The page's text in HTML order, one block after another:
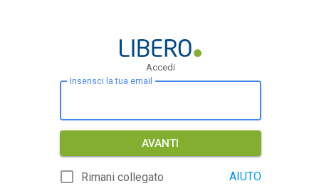
Accedi
Inserisci la tua email
AVANTI
Rimani collegato AIUTO